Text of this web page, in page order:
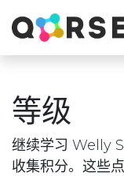
等级
继续学习 Welly
收集积分。这些